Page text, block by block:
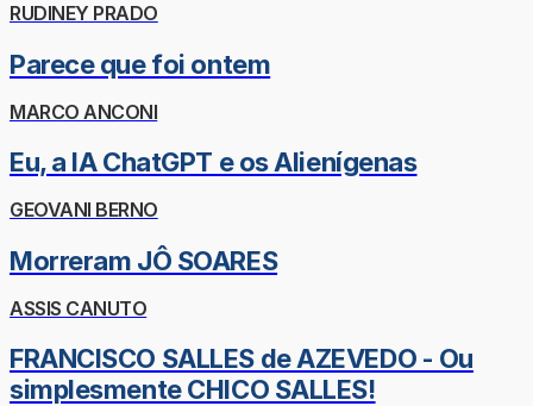
RUDINEY PRADO
Parece que foi ontem
MARCO ANCONI
Eu, a IA ChatGPT e os Alienígenas
GEOVANI BERNO
Morreram JÔ SOARES
ASSIS CANUTO
FRANCISCO SALLES de AZEVEDO - Ou
simplesmente CHICO SALLES!